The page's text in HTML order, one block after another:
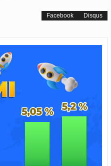
Facebook Disqus